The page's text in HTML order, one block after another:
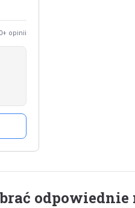
opinii
odpowiednie